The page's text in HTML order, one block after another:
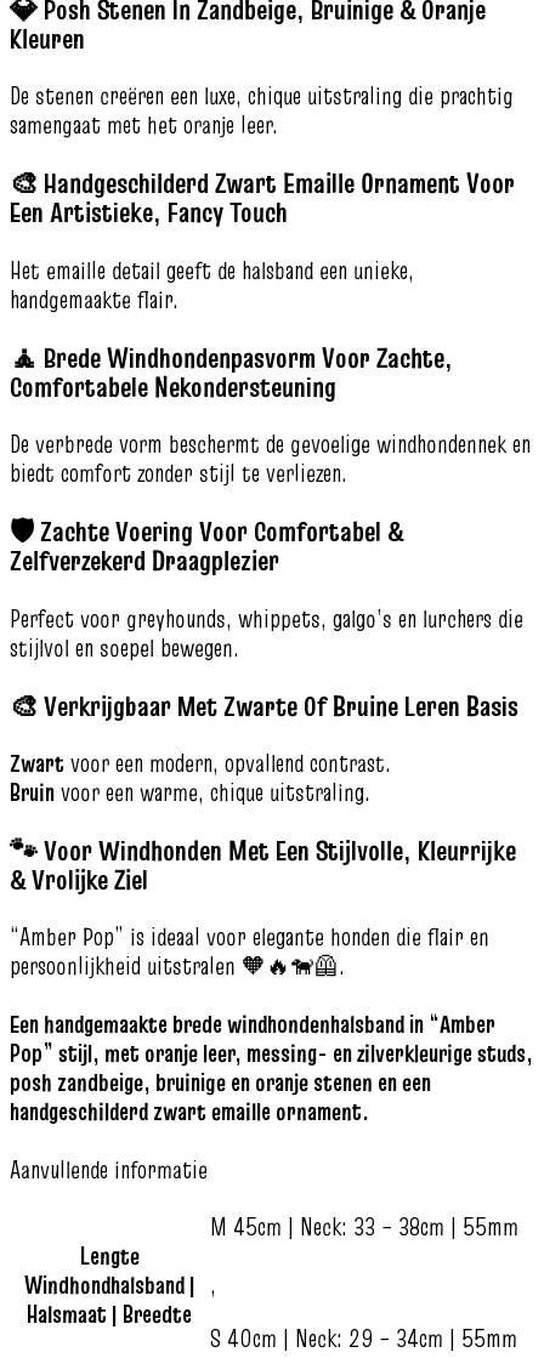
💎 Posh Stenen In Zandbeige, Bruinige & Oranje
Kleuren
De stenen creëren een luxe, chique uitstraling die prachtig
samengaat met het oranje leer.
🎨 Handgeschilderd Zwart Emaille Ornament Voor
Een Artistieke, Fancy Touch
Het emaille detail geeft de halsband een unieke,
handgemaakte flair.
🧘 Brede Windhondenpasvorm Voor Zachte,
Comfortabele Nekondersteuning
De verbrede vorm beschermt de gevoelige windhondennek en
biedt comfort zonder stijl te verliezen.
🛡️ Zachte Voering Voor Comfortabel &
Zelfverzekerd Draagplezier
Perfect voor greyhounds, whippets, galgo’s en lurchers die
stijlvol en soepel bewegen.
🎨 Verkrijgbaar Met Zwarte Of Bruine Leren Basis
Zwartvoor een modern, opvallend contrast.
Bruinvoor een warme, chique uitstraling.
🐾 Voor Windhonden Met Een Stijlvolle, Kleurrijke
& Vrolijke Ziel
“Amber Pop” is ideaal voor elegante honden die flair en
persoonlijkheid uitstralen 🧡🔥🐕‍🦺.
Een handgemaakte brede windhondenhalsband in “Amber
Pop” stijl, met oranje leer, messing- en zilverkleurige studs,
posh zandbeige, bruinige en oranje stenen en een
handgeschilderd zwart emaille ornament.
Aanvullende informatie
Lengte
Windhondhalsband |
Halsmaat | Breedte
M 45cm | Neck: 33 – 38cm | 55mm
,
S 40cm | Neck: 29 – 34cm | 55mm